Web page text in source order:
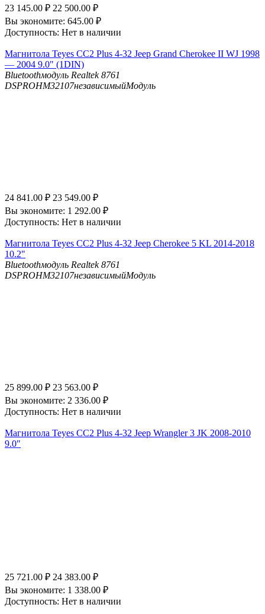
23 145.00 ₽ 22 500.00 ₽
Вы экономите: 645.00 ₽
Доступность: Нет в наличии
Магнитола Teyes CC2 Plus 4-32 Jeep Grand Cherokee II WJ 1998
— 2004 9.0" (1DIN)
Bluetoothмодуль Realtek 8761
DSPROHM32107независимыйМодуль
24 841.00 ₽ 23 549.00 ₽
Вы экономите: 1 292.00 ₽
Доступность: Нет в наличии
Магнитола Teyes CC2 Plus 4-32 Jeep Cherokee 5 KL 2014-2018
10.2"
Bluetoothмодуль Realtek 8761
DSPROHM32107независимыйМодуль
25 899.00 ₽ 23 563.00 ₽
Вы экономите: 2 336.00 ₽
Доступность: Нет в наличии
Магнитола Teyes CC2 Plus 4-32 Jeep Wrangler 3 JK 2008-2010
9.0"
25 721.00 ₽ 24 383.00 ₽
Вы экономите: 1 338.00 ₽
Доступность: Нет в наличии